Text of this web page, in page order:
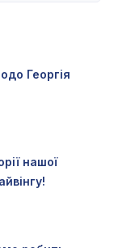
Георгія
нашої